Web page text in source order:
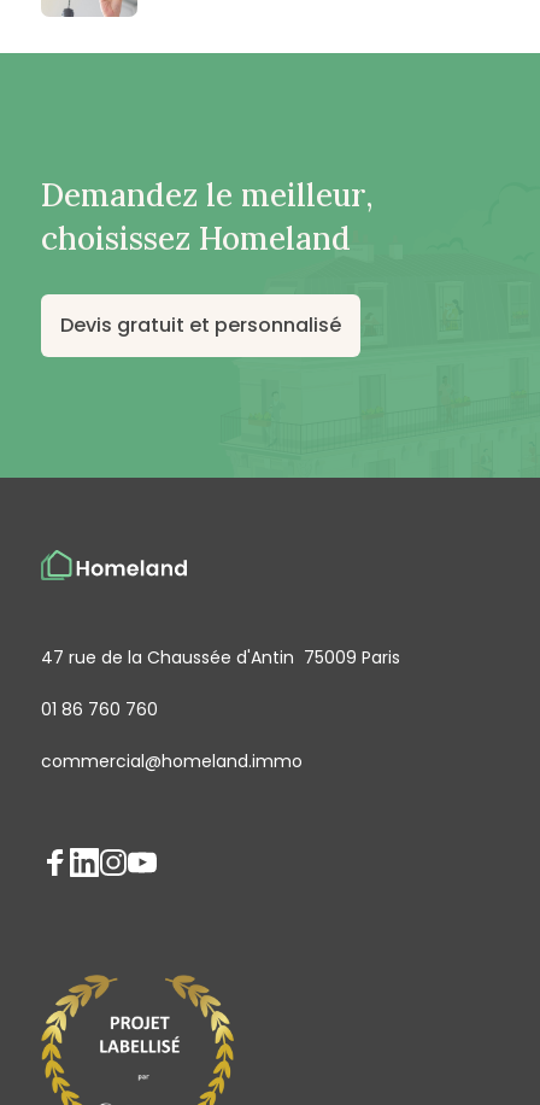
Demandez le meilleur,
choisissez Homeland
Devis gratuit et personnalisé
47 rue de la Chaussée d'Antin 75009 Paris
01 86 760 760
commercial@homeland.immo